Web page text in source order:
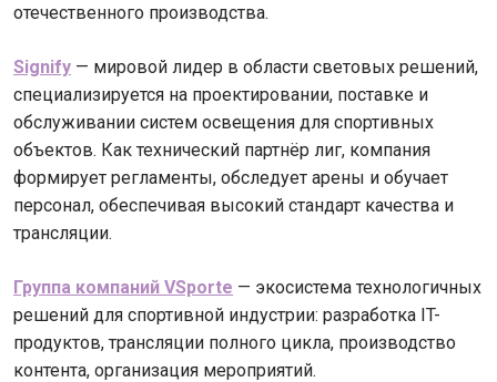
отечественного производства.
Signify — мировой лидер в области световых решений,
специализируется на проектировании, поставке и
обслуживании систем освещения для спортивных
объектов. Как технический партнёр лиг, компания
формирует регламенты, обследует арены и обучает
персонал, обеспечивая высокий стандарт качества и
трансляции.
Группа компаний VSporte — экосистема технологичных
решений для спортивной индустрии: разработка IT-
продуктов, трансляции полного цикла, производство
контента, организация мероприятий.